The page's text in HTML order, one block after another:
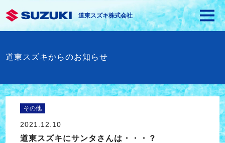
道東スズキ株式会社
道東スズキからのお知らせ
その他
2021.12.10
道東スズキにサンタさんは・・・？